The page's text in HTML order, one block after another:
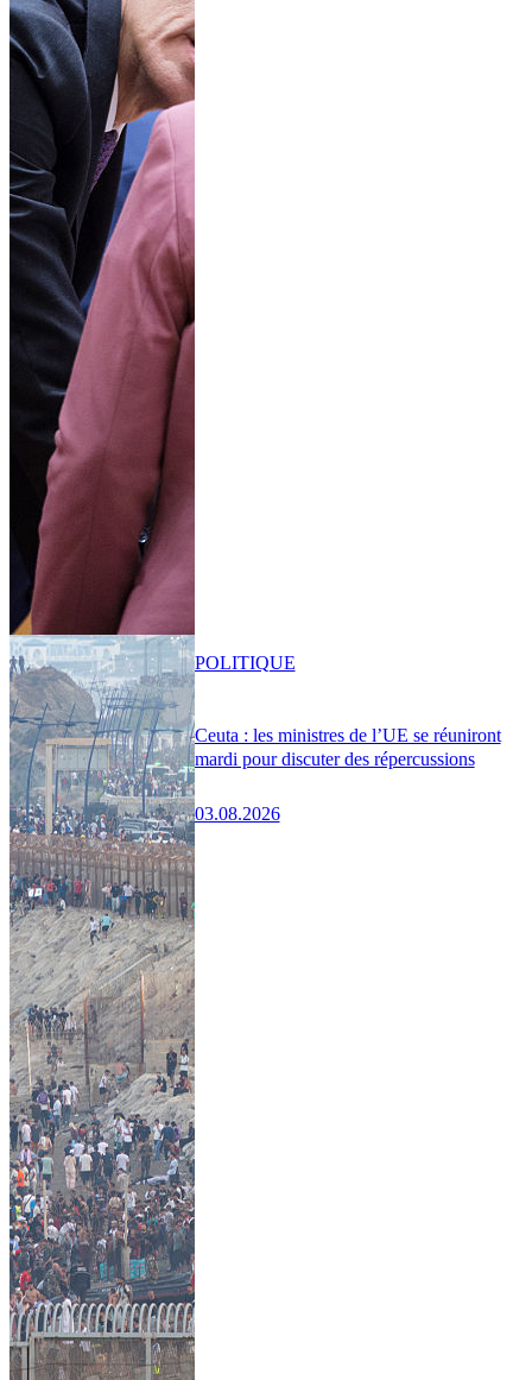
Ceuta : les ministres de l’UE se réuniront
mardi pour discuter des répercussions
03.08.2026
POLITIQUE